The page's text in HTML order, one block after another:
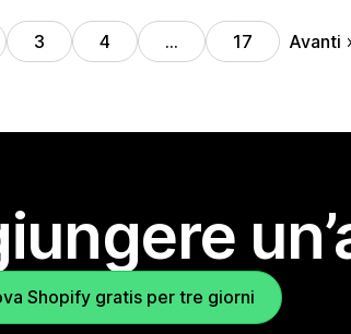
3 4 … 17 Avanti
Shopify gratis per tre giorni